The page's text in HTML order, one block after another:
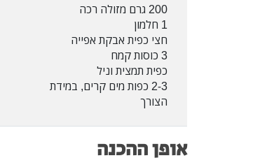
200 גרם מזולה רכה
1 חלמון
חצי כפית אבקת אפייה
3 כוסות קמח
כפית תמצית וניל
2-3 כפות מים קרים, במידת
הצורך
אופן ההכנה